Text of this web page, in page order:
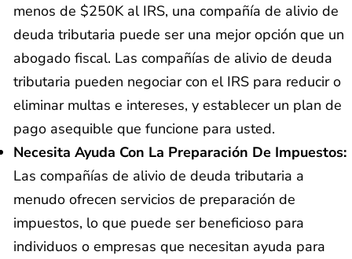
menos de $250K al IRS, una compañía de alivio de
deuda tributaria puede ser una mejor opción que un
abogado fiscal. Las compañías de alivio de deuda
tributaria pueden negociar con el IRS para reducir o
eliminar multas e intereses, y establecer un plan de
pago asequible que funcione para usted.
Necesita Ayuda Con La Preparación De Impuestos:
Las compañías de alivio de deuda tributaria a
menudo ofrecen servicios de preparación de
impuestos, lo que puede ser beneficioso para
individuos o empresas que necesitan ayuda para